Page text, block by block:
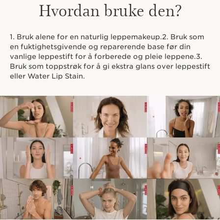
nyperoseolje.
Innovasjon
samtidig som den tar vare på dem.
Selv uten makeup blir leppene vakrere for hver dag
takket være den unike hudpleieformelen.
Clarins Plus
65 års oljeekspertise er samlet i denne unike formelen
opprinnelse.
Hvordan bruke den?
1. Bruk alene for en naturlig leppemakeup.2. Bruk som
en fuktighetsgivende og reparerende base før din
vanlige leppestift for å forberede og pleie leppene.3.
Bruk som toppstrøk for å gi ekstra glans over leppestift
eller Water Lip Stain.